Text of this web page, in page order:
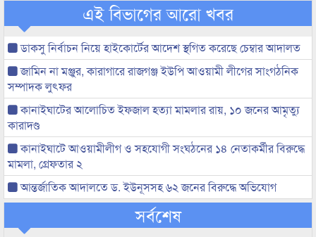
এই বিভাগের আরো খবর
ডাকসু নির্বাচন নিয়ে হাইকোর্টের আদেশ স্থগিত করেছে চেম্বার আদালত
জামিন না মঞ্জুর, কারাগারে রাজগঞ্জ ইউপি আওয়ামী লীগের সাংগঠনিক
সম্পাদক লুৎফর
কানাইঘাটের আলোচিত ইফজাল হত্যা মামলার রায়, ১০ জনের আমৃত্যু
কারাদণ্ড
কানাইঘাটে আওয়ামীলীগ ও সহযোগী সংঘঠনের ১৪ নেতাকর্মীর বিরুদ্ধে
মামলা, গ্রেফতার ২
আন্তর্জাতিক আদালতে ড. ইউনূসসহ ৬২ জনের বিরুদ্ধে অভিযোগ
সর্বশেষ